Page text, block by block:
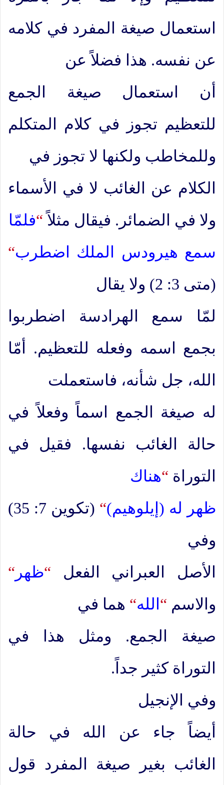
استعمال صيغة المفرد في كلامه
عن نفسه. هذا فضلاً عن
أن استعمال صيغة الجمع
للتعظيم تجوز في كلام المتكلم
وللمخاطب ولكنها لا تجوز في
الكلام عن الغائب لا في الأسماء
ولا في الضمائر. فيقال مثلاً “فلمّا
سمع هيرودس الملك اضطرب“
(متى 3: 2) ولا يقال
لمّا سمع الهرادسة اضطربوا
بجمع اسمه وفعله للتعظيم. أمّا
الله، جل شأنه، فاستعملت
له صيغة الجمع اسماً وفعلاً في
حالة الغائب نفسها. فقيل في
التوراة “هناك
ظهر له (إيلوهيم)“
(تكوين 7: 35)
وفي
الأصل العبراني الفعل “ظهر “
والاسم “ الله“ هما في
صيغة الجمع. ومثل هذا في
التوراة كثير جداً.
وفي الإنجيل
أيضاً جاء عن الله في حالة
الغائب بغير صيغة المفرد قول